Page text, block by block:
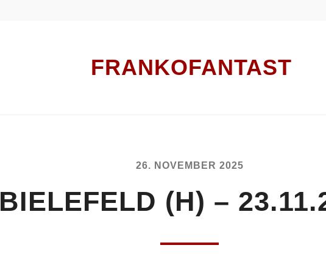
FRANKOFANTAST
26. NOVEMBER 2025
BIELEFELD (H) –